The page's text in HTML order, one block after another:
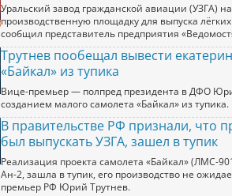
Уральский завод гражданской авиации (УЗГА)
производственную площадку для выпуска
сообщил представитель предприятия
Трутнев пообещал вывести
«Байкал» из тупика
Вице-премьер — полпред президента в ДФО
созданием малого самолета «Байкал» из тупика.
В правительстве РФ признали, что
был выпускать УЗГА, зашел в тупик
Реализация проекта самолета «Байкал» (ЛМС-
Ан-2, зашла в тупик, его производство не
премьер РФ Юрий Трутнев.